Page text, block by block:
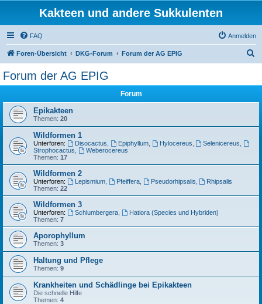
Kakteen und andere Sukkulenten
FAQ Anmelden
Foren-Übersicht DKG-Forum Forum der AG EPIG
Forum der AG EPIG
Forum
Epikakteen
Themen: 20
Wildformen 1
Unterforen: Disocactus Epiphyllum, Hylocereus Selenicereus
Strophocactus
Weberocereus
Themen: 17
Wildformen 2
Unterforen: Lepismium, Pfeiffera, Pseudorhipsalis
Rhipsalis
Themen: 22
Wildformen 3
Unterforen: Schlumbergera,
Hatiora (Species und Hybriden)
Themen: 7
Aporophyllum
Themen: 3
Haltung und Pflege
Themen: 9
Krankheiten und Schädlinge bei Epikakteen
Die schnelle Hilfe
Themen: 4